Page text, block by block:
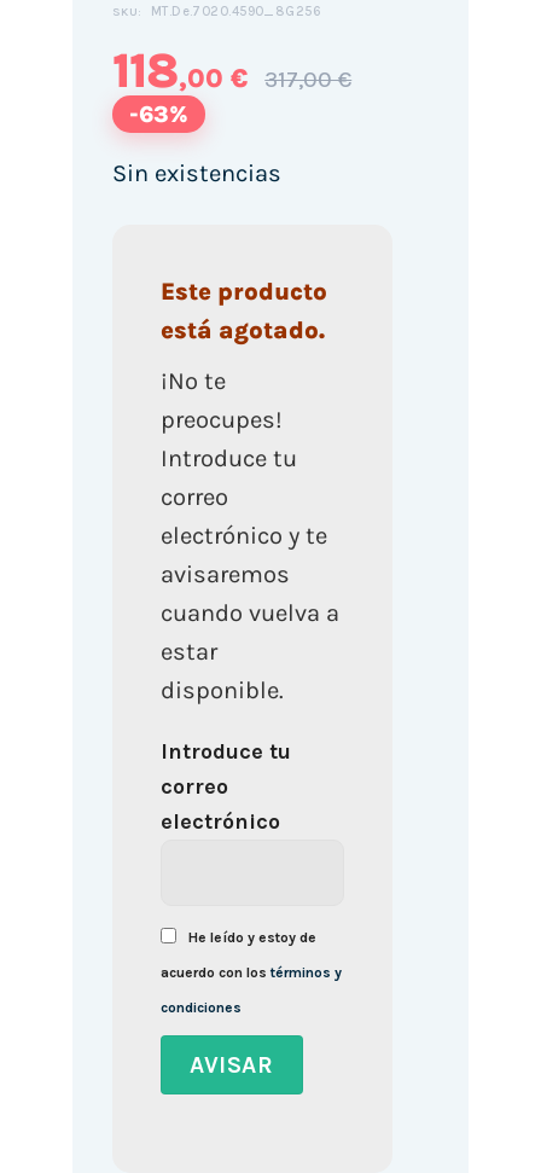
SKU: MT.De.7020.4590_8G256
118,00 € 317,00 €
-63%
Sin existencias
Este producto
está agotado.
¡No te
preocupes!
Introduce tu
correo
electrónico y te
avisaremos
cuando vuelva a
estar
disponible.
Introduce tu
correo
electrónico
He leído y estoy de
acuerdo con lostérminos y
condiciones